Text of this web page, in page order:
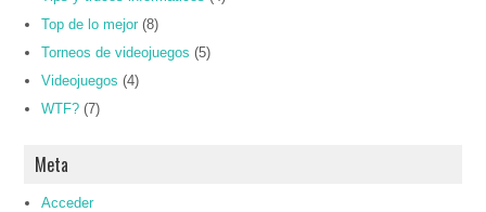
Top de lo mejor (8)
Torneos de videojuegos (5)
Videojuegos (4)
WTF? (7)
Meta
Acceder